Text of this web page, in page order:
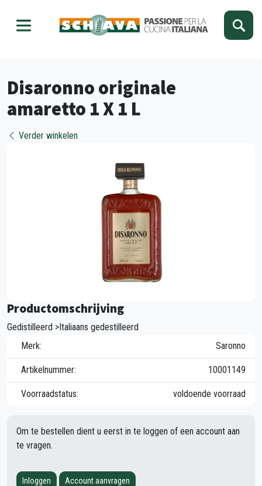
Disaronno originale
amaretto 1 X 1 L
Verder winkelen
Productomschrijving
Gedistilleerd >Italiaans gedestilleerd
Merk:
Saronno
Artikelnummer: 10001149
Voorraadstatus: voldoende voorraad
Om te bestellen dient u eerst in te loggen of een account aan
te vragen.
Inloggen Account aanvragen